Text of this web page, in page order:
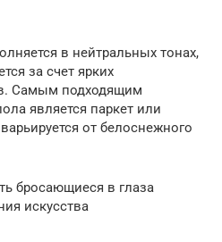
в нейтральных тонах,
за счет ярких
Самым подходящим
является паркет или
от белоснежного
бросающиеся в глаза
искусства